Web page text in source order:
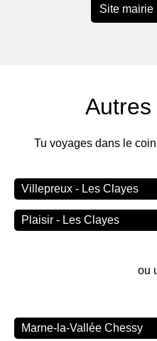
Site mairie
Tu voyages dans le
Villepreux - Les Clayes
Plaisir - Les Clayes
ou
Marne-la-Vallée Chessy